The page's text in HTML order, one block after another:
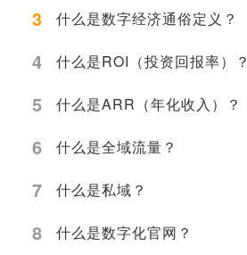
3 什么是数字经济通俗定义？
4 什么是ROI（投资回报率）？
5 什么是ARR（年化收入）？
6 什么是全域流量？
7 什么是私域？
8 什么是数字化官网？